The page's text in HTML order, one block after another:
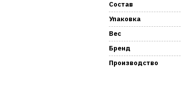
Состав
Упаковка
Вес
Бренд
Производство